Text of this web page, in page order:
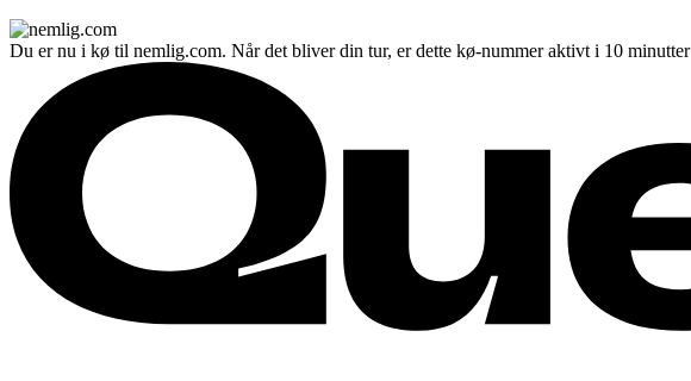
Du er nu i kø til nemlig.com. Når det bliver din tur, er dette kø-nummer aktivt i 10 minutter